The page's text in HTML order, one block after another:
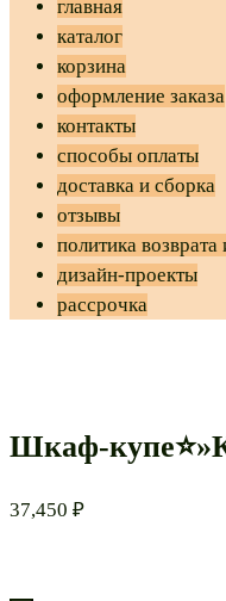
главная
каталог
корзина
оформление заказа
контакты
способы оплаты
доставка и сборка
отзывы
политика возврата
дизайн-проекты
рассрочка
Шкаф-
37,450 ₽